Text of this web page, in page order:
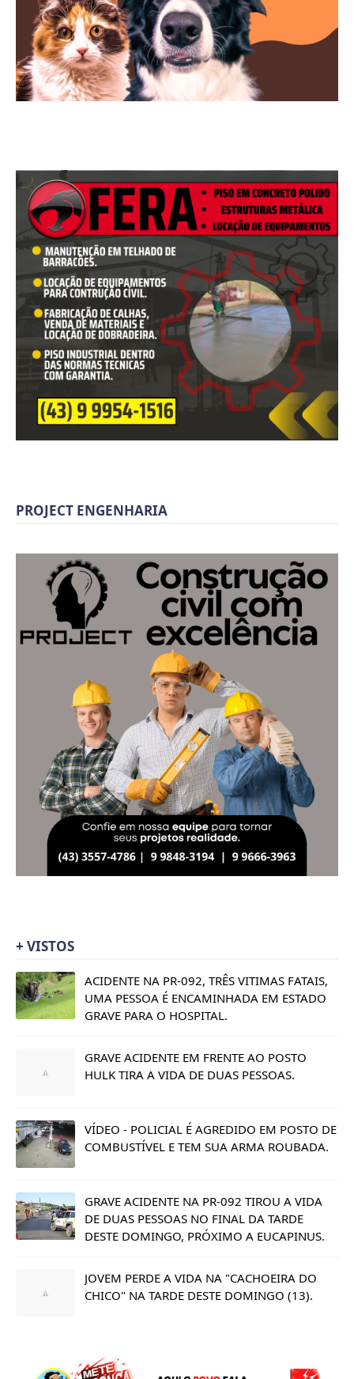
PROJECT ENGENHARIA
+ VISTOS
ACIDENTE NA PR-092, TRÊS VITIMAS FATAIS,
UMA PESSOA É ENCAMINHADA EM ESTADO
GRAVE PARA O HOSPITAL.
GRAVE ACIDENTE EM FRENTE AO POSTO
HULK TIRA A VIDA DE DUAS PESSOAS.
VÍDEO - POLICIAL É AGREDIDO EM POSTO DE
COMBUSTÍVEL E TEM SUA ARMA ROUBADA.
GRAVE ACIDENTE NA PR-092 TIROU A VIDA
DE DUAS PESSOAS NO FINAL DA TARDE
DESTE DOMINGO, PRÓXIMO A EUCAPINUS.
JOVEM PERDE A VIDA NA "CACHOEIRA DO
CHICO" NA TARDE DESTE DOMINGO (13).